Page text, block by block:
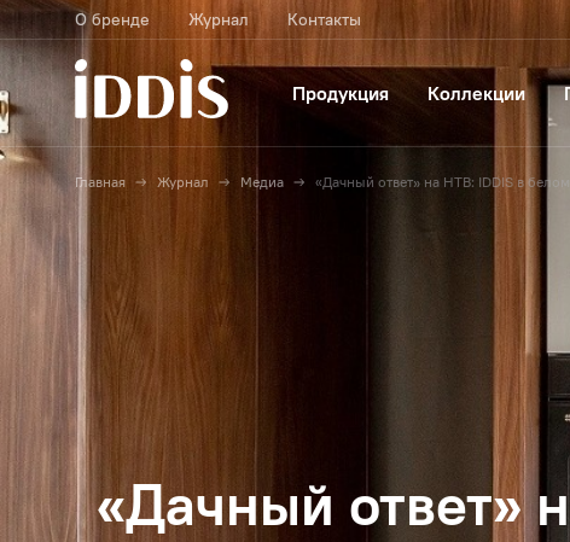
О бренде Журнал Контакты
Продукция Коллекции
Главная Журнал Медиа «Дачный ответ» на НТВ: IDDIS в
«Дачный ответ»